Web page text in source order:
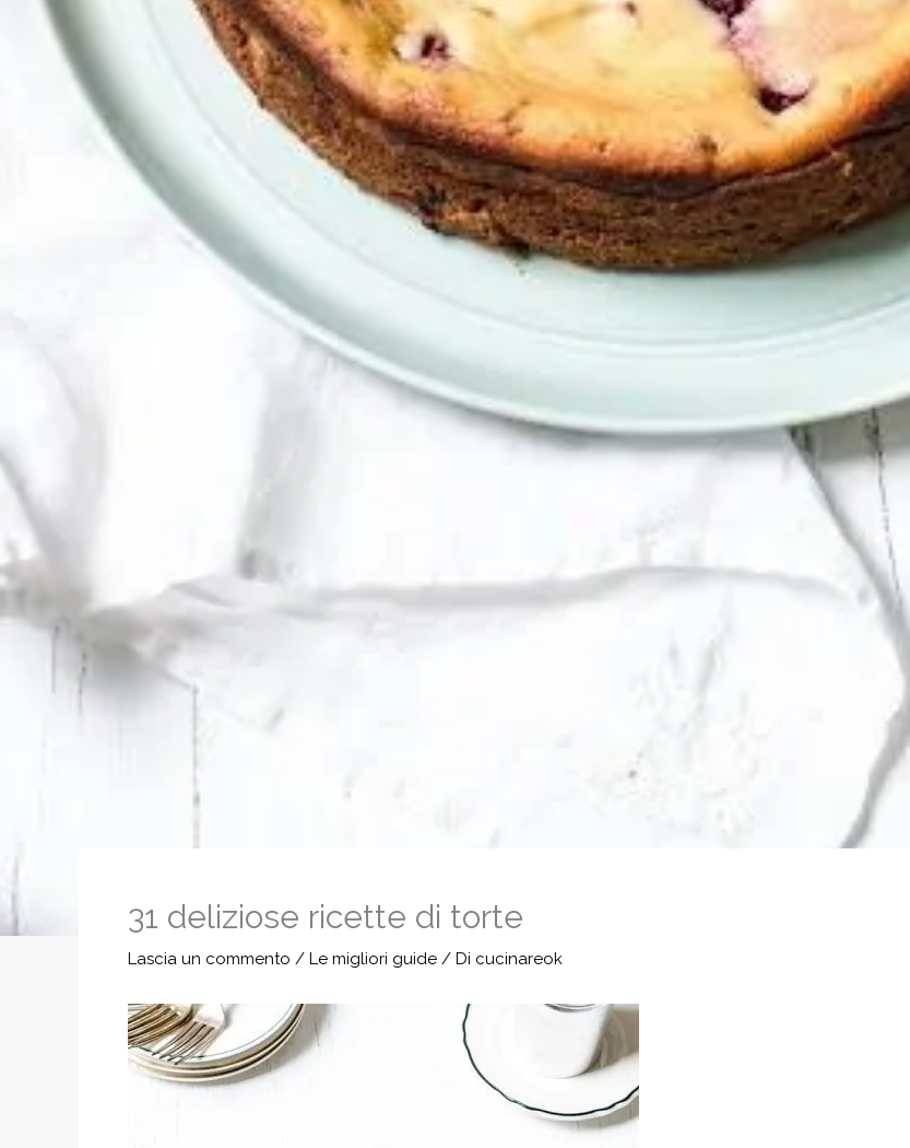
31 deliziose ricette di torte
Lascia un commento / Le migliori guide / Di cucinareok